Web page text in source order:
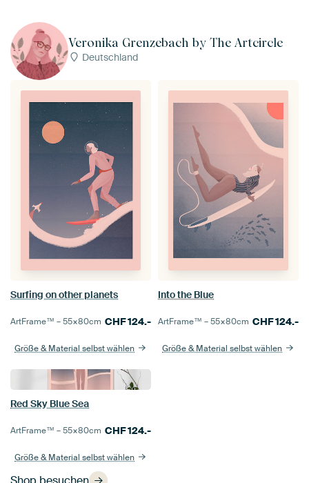
Veronika Grenzebach by The Artcircle
Deutschland
Surfing on other planets
ArtFrame™ –55×80cm CHF124.-
Größe & Material selbst wählen
Into the Blue
ArtFrame™ –55×80cm CHF124.-
Größe & Material selbst wählen
Red Sky Blue Sea
ArtFrame™ –55×80cm CHF124.-
Größe & Material selbst wählen